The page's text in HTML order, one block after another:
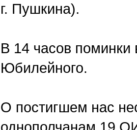
г. Пушкина).
В 14 часов поминки
Юбилейного.
О постигшем нас